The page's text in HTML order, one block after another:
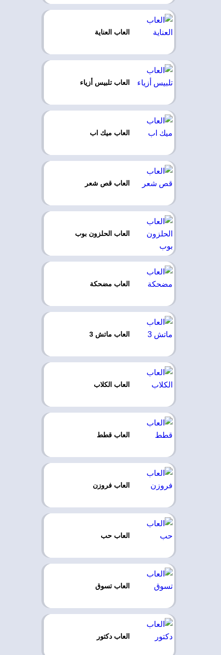
العاب العناية
العاب تلبيس أزياء
العاب ميك اب
العاب قص شعر
العاب الحلزون بوب
العاب مضحكة
العاب ماتش 3
العاب الكلاب
العاب قطط
العاب فروزن
العاب حب
العاب تسوق
العاب دكتور